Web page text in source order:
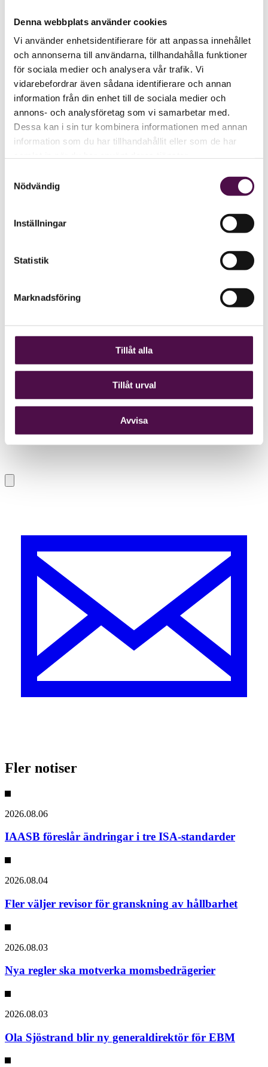
Denna webbplats använder cookies
Vi använder enhetsidentifierare för att anpassa innehållet
och annonserna till användarna, tillhandahålla funktioner
för sociala medier och analysera vår trafik. Vi
vidarebefordrar även sådana identifierare och annan
information från din enhet till de sociala medier och
annons- och analysföretag som vi samarbetar med.
Dessa kan i sin tur kombinera informationen med annan
information som du har tillhandahållit eller som de har
Nödvändig
Inställningar
Statistik
Marknadsföring
Tillåt alla
Tillåt urval
Avvisa
Fler notiser
2026.08.06
IAASB föreslår ändringar i tre ISA-standarder
2026.08.04
Fler väljer revisor för granskning av hållbarhet
2026.08.03
Nya regler ska motverka momsbedrägerier
2026.08.03
Ola Sjöstrand blir ny generaldirektör för EBM